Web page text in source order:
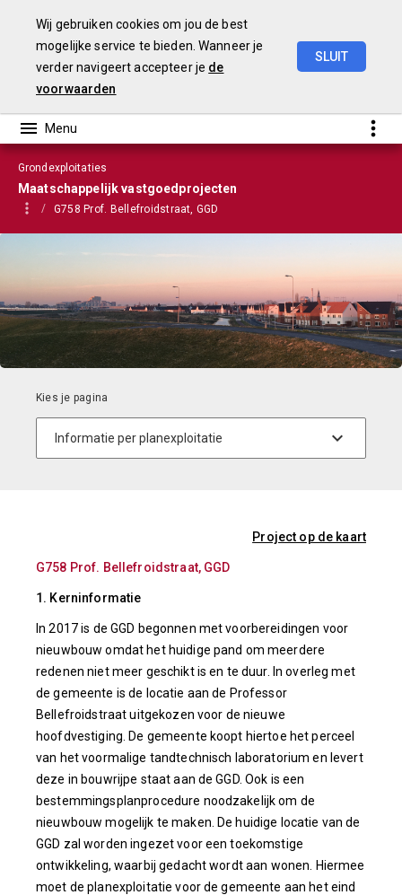
Wij gebruiken cookies om jou de best
mogelijke service te bieden. Wanneer je
verder navigeert accepteer je de
voorwaarden
SLUIT
Grondexploitaties
Maatschappelijk vastgoedprojecten
G758 Prof. Bellefroidstraat, GGD
Project op de kaart
G758 Prof. Bellefroidstraat, GGD
1. Kerninformatie
In 2017 is de GGD begonnen met voorbereidingen voor
nieuwbouw omdat het huidige pand om meerdere
redenen niet meer geschikt is en te duur. In overleg met
de gemeente is de locatie aan de Professor
Bellefroidstraat uitgekozen voor de nieuwe
hoofdvestiging. De gemeente koopt hiertoe het perceel
van het voormalige tandtechnisch laboratorium en levert
deze in bouwrijpe staat aan de GGD. Ook is een
bestemmingsplanprocedure noodzakelijk om de
nieuwbouw mogelijk te maken. De huidige locatie van de
GGD zal worden ingezet voor een toekomstige
ontwikkeling, waarbij gedacht wordt aan wonen. Hiermee
moet de planexploitatie voor de gemeente aan het eind